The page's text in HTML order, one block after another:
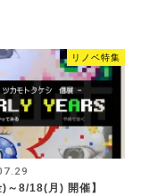
リノベ特集
)～8/18(月) 開催】